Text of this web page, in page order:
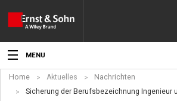
MENU
Aktuelles
Home Aktuelles
Nachrichten
Sicherung der Berufsbezeichnung Ingenieur